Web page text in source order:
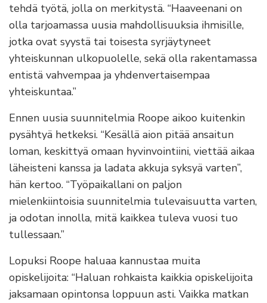
tehdä työtä, jolla on merkitystä. “Haaveenani on
olla tarjoamassa uusia mahdollisuuksia ihmisille,
jotka ovat syystä tai toisesta syrjäytyneet
yhteiskunnan ulkopuolelle, sekä olla rakentamassa
entistä vahvempaa ja yhdenvertaisempaa
yhteiskuntaa.”
Ennen uusia suunnitelmia Roope aikoo kuitenkin
pysähtyä hetkeksi. “Kesällä aion pitää ansaitun
loman, keskittyä omaan hyvinvointiini, viettää aikaa
läheisteni kanssa ja ladata akkuja syksyä varten”,
hän kertoo. “Työpaikallani on paljon
mielenkiintoisia suunnitelmia tulevaisuutta varten,
ja odotan innolla, mitä kaikkea tuleva vuosi tuo
tullessaan.”
Lopuksi Roope haluaa kannustaa muita
opiskelijoita: “Haluan rohkaista kaikkia opiskelijoita
jaksamaan opintonsa loppuun asti. Vaikka matkan